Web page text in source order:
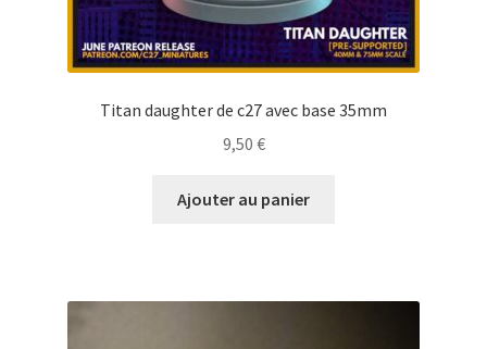
Titan daughter de c27 avec base 35mm
9,50 €
Ajouter au panier